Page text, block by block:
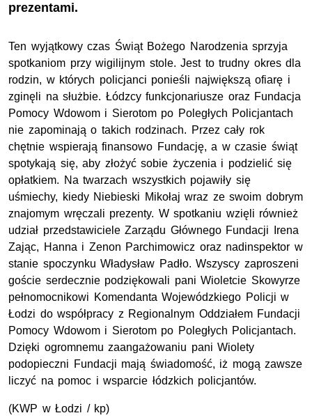
prezentami.
Ten wyjątkowy czas Świąt Bożego Narodzenia sprzyja
spotkaniom przy wigilijnym stole. Jest to trudny okres dla
rodzin, w których policjanci ponieśli największą ofiarę i
zginęli na służbie. Łódzcy funkcjonariusze oraz Fundacja
Pomocy Wdowom i Sierotom po Poległych Policjantach
nie zapominają o takich rodzinach. Przez cały rok
chętnie wspierają finansowo Fundację, a w czasie świąt
spotykają się, aby złożyć sobie życzenia i podzielić się
opłatkiem. Na twarzach wszystkich pojawiły się
uśmiechy, kiedy Niebieski Mikołaj wraz ze swoim dobrym
znajomym wręczali prezenty. W spotkaniu wzięli również
udział przedstawiciele Zarządu Głównego Fundacji Irena
Zając, Hanna i Zenon Parchimowicz oraz nadinspektor w
stanie spoczynku Władysław Padło. Wszyscy zaproszeni
goście serdecznie podziękowali pani Wioletcie Skowyrze
pełnomocnikowi Komendanta Wojewódzkiego Policji w
Łodzi do współpracy z Regionalnym Oddziałem Fundacji
Pomocy Wdowom i Sierotom po Poległych Policjantach.
Dzięki ogromnemu zaangażowaniu pani Wiolety
podopieczni Fundacji mają świadomość, iż mogą zawsze
liczyć na pomoc i wsparcie łódzkich policjantów.
(KWP w Łodzi / kp)